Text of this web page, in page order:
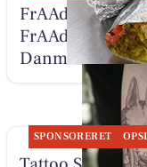
FrAAderen
FrAAderen nu
Danmarksgade
SPONSORERET